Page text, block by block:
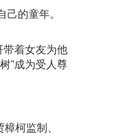
的童年。
带着女友为他
”成为受人尊
柯监制、